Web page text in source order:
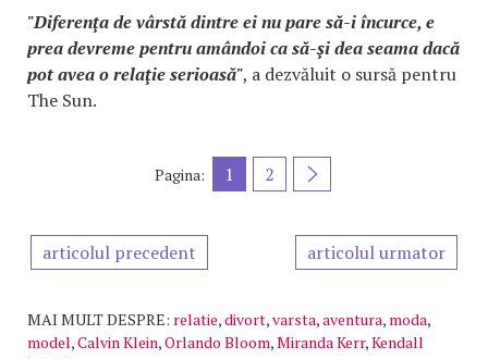
"Diferenţa de vârstă dintre ei nu pare să-i încurce, e
prea devreme pentru amândoi ca să-şi dea seama dacă
pot avea o relaţie serioasă", a dezvăluit o sursă pentru
The Sun.
Pagina: 1 2
articolul precedent articolul urmator
MAI MULT DESPRE: relatie,divort,varsta,aventura, moda,
model,Calvin Klein,Orlando Bloom,Miranda Kerr,Kendall